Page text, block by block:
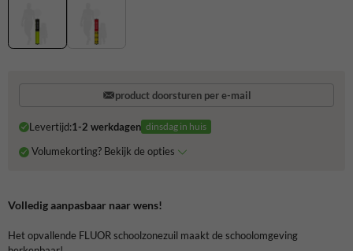
product doorsturen per e-mail
Levertijd:1-2 werkdagen dinsdag in huis
Volumekorting? Bekijk de opties
Volledig aanpasbaar naar wens!
Het opvallende FLUOR schoolzonezuil maakt de schoolomgeving